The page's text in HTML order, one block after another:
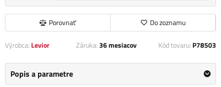
Porovnať Do zoznamu
Výrobca: Levior Záruka:36 mesiacov Kód tovaru: P78503
Popis a parametre